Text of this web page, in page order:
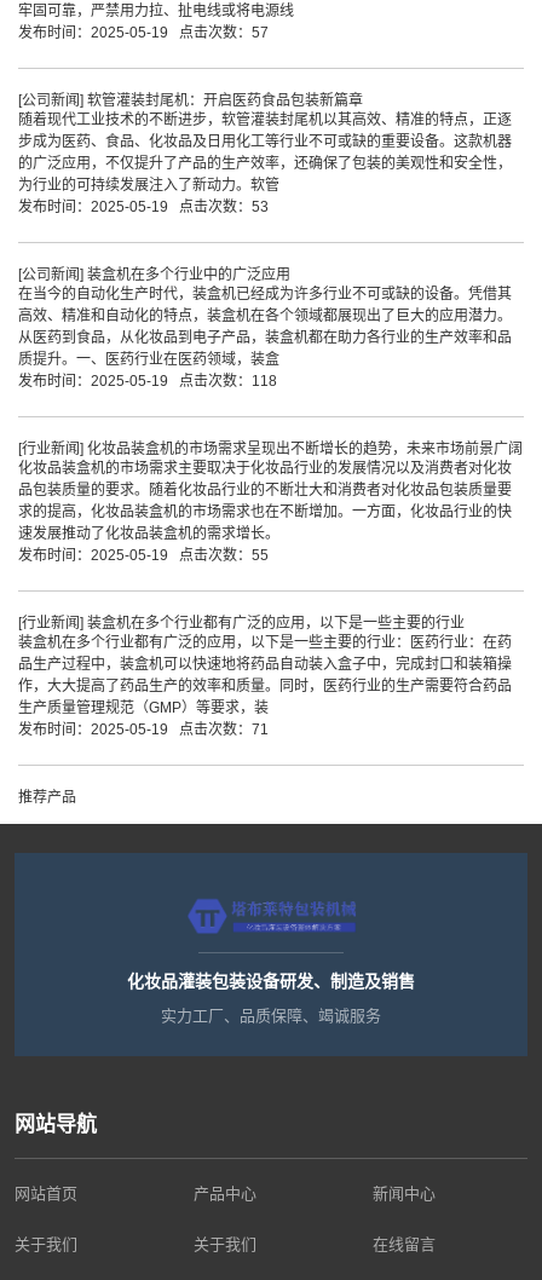
牢固可靠，严禁用力拉、扯电线或将电源线
发布时间：2025-05-19 点击次数：57
[公司新闻] 软管灌装封尾机：开启医药食品包装新篇章
随着现代工业技术的不断进步，软管灌装封尾机以其高效、精准的特点，正逐
步成为医药、食品、化妆品及日用化工等行业不可或缺的重要设备。这款机器
的广泛应用，不仅提升了产品的生产效率，还确保了包装的美观性和安全性，
为行业的可持续发展注入了新动力。软管
发布时间：2025-05-19 点击次数：53
[公司新闻] 装盒机在多个行业中的广泛应用
在当今的自动化生产时代，装盒机已经成为许多行业不可或缺的设备。凭借其
高效、精准和自动化的特点，装盒机在各个领域都展现出了巨大的应用潜力。
从医药到食品，从化妆品到电子产品，装盒机都在助力各行业的生产效率和品
质提升。一、医药行业在医药领域，装盒
发布时间：2025-05-19 点击次数：118
[行业新闻] 化妆品装盒机的市场需求呈现出不断增长的趋势，未来市场前景广阔
化妆品装盒机的市场需求主要取决于化妆品行业的发展情况以及消费者对化妆
品包装质量的要求。随着化妆品行业的不断壮大和消费者对化妆品包装质量要
求的提高，化妆品装盒机的市场需求也在不断增加。一方面，化妆品行业的快
速发展推动了化妆品装盒机的需求增长。
发布时间：2025-05-19 点击次数：55
[行业新闻] 装盒机在多个行业都有广泛的应用，以下是一些主要的行业
装盒机在多个行业都有广泛的应用，以下是一些主要的行业：医药行业：在药
品生产过程中，装盒机可以快速地将药品自动装入盒子中，完成封口和装箱操
作，大大提高了药品生产的效率和质量。同时，医药行业的生产需要符合药品
生产质量管理规范（GMP）等要求，装
发布时间：2025-05-19 点击次数：71
推荐产品
化妆品灌装包装设备研发、制造及销售
实力工厂、品质保障、竭诚服务
网站导航
网站首页 产品中心 新闻中心
关于我们 关于我们 在线留言